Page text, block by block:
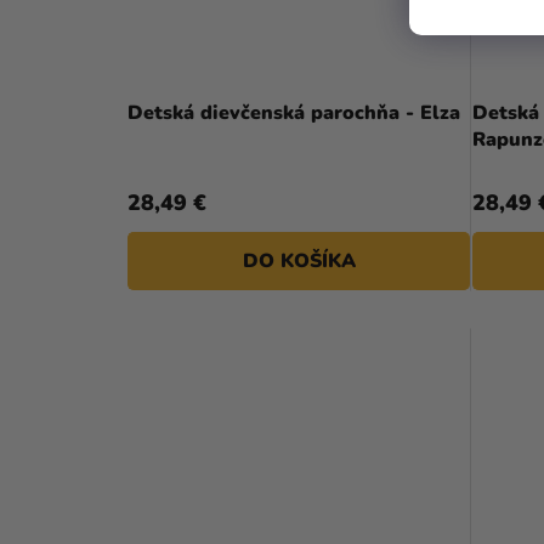
Detská dievčenská parochňa - Elza
28,49 €
DO KOŠÍKA
28,49